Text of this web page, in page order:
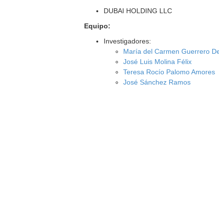
DUBAI HOLDING LLC
Equipo:
Investigadores:
María del Carmen Guerrero
José Luis Molina Félix
Teresa Rocío Palomo Amores
José Sánchez Ramos